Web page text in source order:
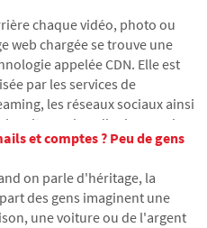
fonctionnent, pourquoi ils
parfois des réponses
et comment les
tentent
de limiter ce
chaque vidéo, photo ou
web chargée se trouve une
appelée CDN. Elle est
par les services de
les réseaux sociaux ainsi
les sites web ordinaires, mais
n'en ont jamais entendu
Dans cet article, nous
ce que signifie cet
comment il fonctionne,
le contenu Internet est
et comptes ? Peu de gens
on parle d'héritage, la
des gens imaginent une
une voiture ou de l'argent